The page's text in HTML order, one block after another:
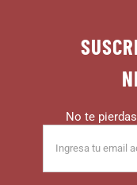
No te